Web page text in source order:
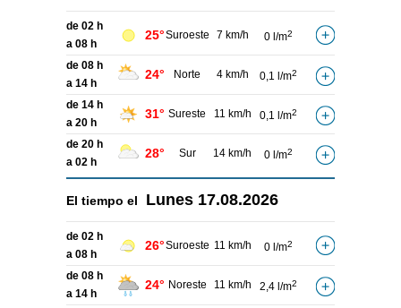
de 02 h
a 08 h
25°Suroeste 7 km/h 0 l/m2
de 08 h
a 14 h
24° Norte 4 km/h 0,1 l/m2
de 14 h
a 20 h
31° Sureste 11 km/h 0,1 l/m2
de 20 h
a 02 h
28° Sur 14 km/h 0 l/m2
El tiempo el Lunes 17.08.2026
de 02 h
a 08 h
26°Suroeste 11 km/h 0 l/m2
de 08 h
a 14 h
24° Noreste 11 km/h 2,4 l/m2